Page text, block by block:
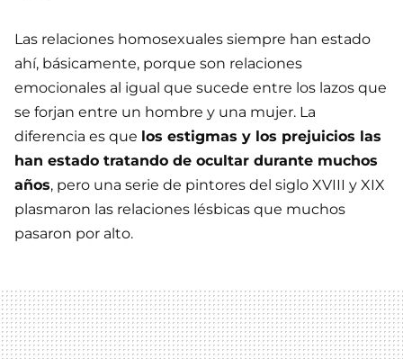
Las relaciones homosexuales siempre han estado
ahí, básicamente, porque son relaciones
emocionales al igual que sucede entre los lazos que
se forjan entre un hombre y una mujer. La
diferencia es que los estigmas y los prejuicios las
han estado tratando de ocultar durante muchos
años, pero una serie de pintores del siglo XVIII y XIX
plasmaron las relaciones lésbicas que muchos
pasaron por alto.